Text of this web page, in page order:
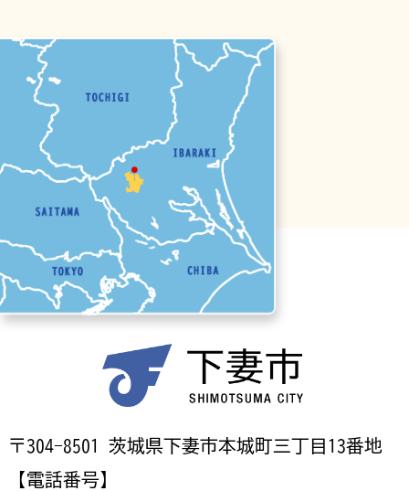
〒304-8501 茨城県下妻市本城町三丁目13番地
【電話番号】